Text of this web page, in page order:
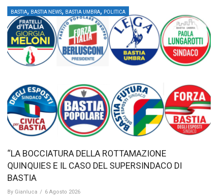
BASTIA, BASTIA NEWS, BASTIA UMBRA, POLITICA
“LA BOCCIATURA DELLA ROTTAMAZIONE
QUINQUIES E IL CASO DEL SUPERSINDACO DI
BASTIA
By Gianluca / 6 Agosto 2026